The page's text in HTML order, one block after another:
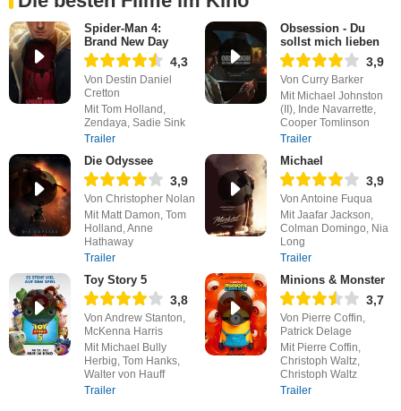
Spider-Man 4:
Brand New Day
4,3
Von Destin Daniel
Cretton
Mit Tom Holland,
Zendaya, Sadie Sink
Trailer
Obsession - Du
sollst mich lieben
3,9
Von Curry Barker
Mit Michael Johnston
(II), Inde Navarrette,
Cooper Tomlinson
Trailer
Die Odyssee
3,9
Von Christopher Nolan
Mit Matt Damon, Tom
Holland, Anne
Hathaway
Trailer
Michael
3,9
Von Antoine Fuqua
Mit Jaafar Jackson,
Colman Domingo, Nia
Long
Trailer
Toy Story 5
3,8
Von Andrew Stanton,
McKenna Harris
Mit Michael Bully
Herbig, Tom Hanks,
Walter von Hauff
Trailer
Minions & Monster
3,7
Von Pierre Coffin,
Patrick Delage
Mit Pierre Coffin,
Christoph Waltz,
Christoph Waltz
Trailer